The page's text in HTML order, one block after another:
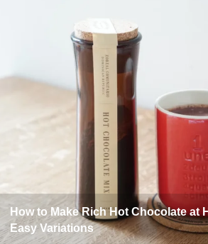
How to Make Rich Hot Chocolate at
Easy Variations